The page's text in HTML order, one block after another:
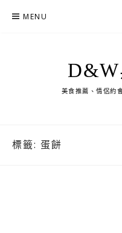
MENU
美食推薦、情侶約
標籤: 蛋餅